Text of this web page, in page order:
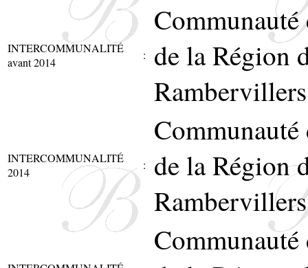
INTERCOMMUNALITÉ
avant 2014
:
Communauté
de la Région
Rambervillers
INTERCOMMUNALITÉ
2014
:
Communauté
de la Région
Rambervillers
Communauté